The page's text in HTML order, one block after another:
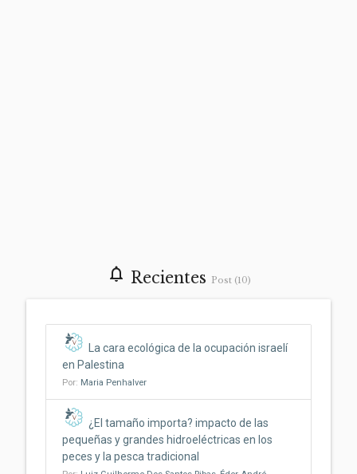
notifications_none Recientes Post (10)
La cara ecológica de la ocupación israelí
en Palestina
Por: Maria Penhalver
¿El tamaño importa? impacto de las
pequeñas y grandes hidroeléctricas en los
peces y la pesca tradicional